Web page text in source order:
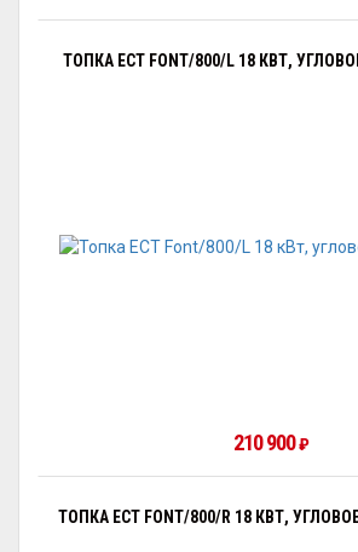
ТОПКА ECT FONT/800/L 18 КВТ,
210 900₽
ТОПКА ECT FONT/800/R 18 КВТ,